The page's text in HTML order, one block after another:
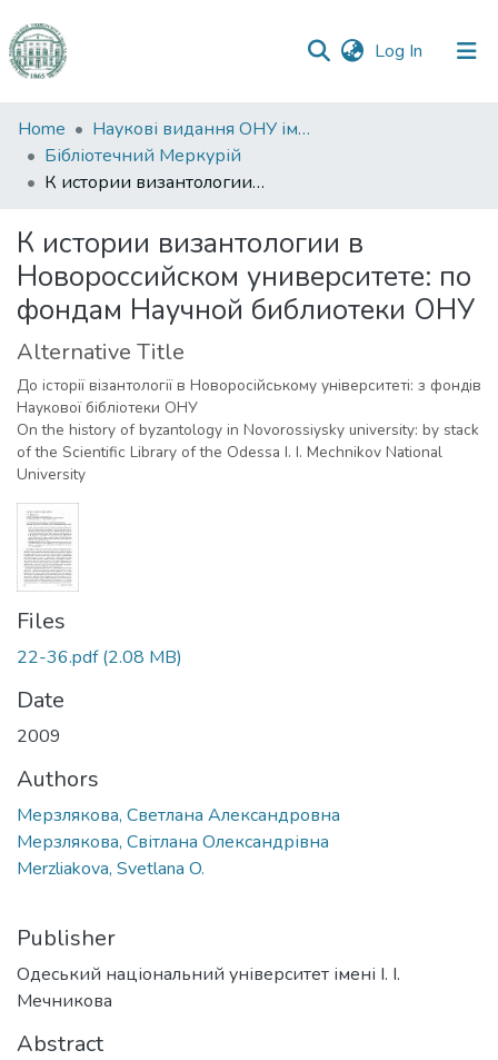
Log In (current)
Communities
&
Collections
Statistics
Home
Наукові видання ОНУ імені І. І. Мечникова
Бібліотечний Меркурій
К истории византологии в Новороссийском университете: по фондам Научной библиотеки ОНУ
К истории византологии в
Новороссийском университете: по
фондам Научной библиотеки ОНУ
Alternative Title
До історії візантології в Новоросійському університеті: з фондів
Наукової бібліотеки ОНУ
On the history of byzantology in Novorossiysky university: by stack
of the Scientific Library of the Odessa I. I. Mechnikov National
University
Files
22-36.pdf(2.08 MB)
Date
2009
Authors
Мерзлякова, Светлана Александровна
Мерзлякова, Світлана Олександрівна
Merzliakova, Svetlana O.
Publisher
Одеський національний університет імені І. І.
Мечникова
Abstract